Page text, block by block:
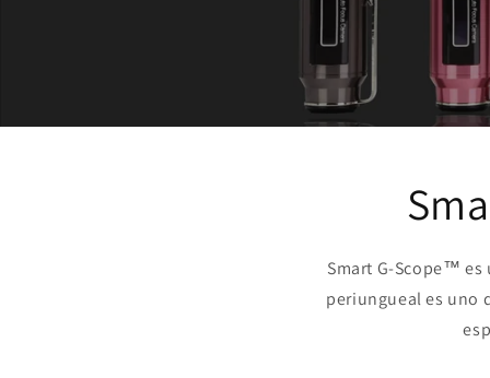
Smart G-Scope™
periungueal es uno